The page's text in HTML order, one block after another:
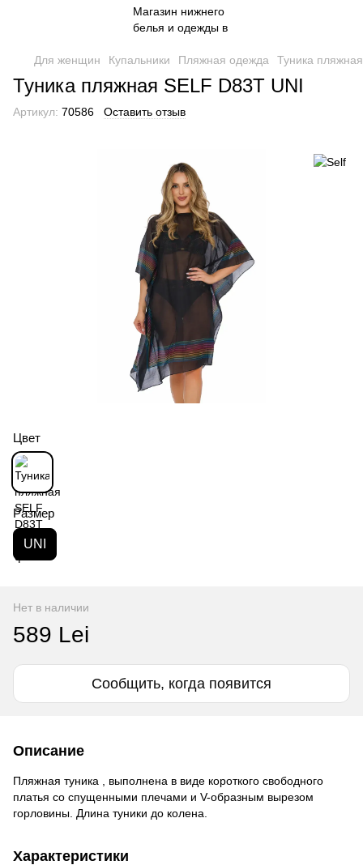
Для женщин Купальники Пляжная одежда Туника
Туника пляжная SELF D83T UNI
Артикул: 70586 Оставить отзыв
Цвет
Размер
UNI
Нет в наличии
589 Lei
Сообщить, когда появится
Описание
Пляжная туника , выполнена в виде короткого свободного
платья со спущенными плечами и V-образным вырезом
горловины. Длина туники до колена.
Характеристики